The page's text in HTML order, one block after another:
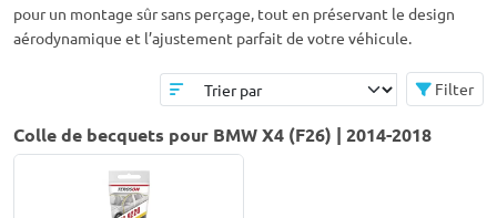
pour un montage sûr sans perçage, tout en préservant le design
aérodynamique et l’ajustement parfait de votre véhicule.
Filter
Colle de becquets pour BMW X4 (F26) | 2014-2018